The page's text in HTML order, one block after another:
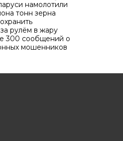
намолотили
тонн зерна
рулём в жару
300 сообщений о
мошенников
области